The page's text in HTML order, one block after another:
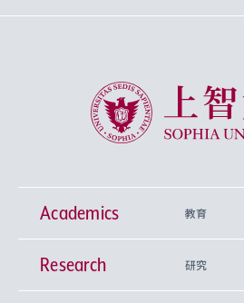
上智大学 Sophia
Academics 教育
学部
Research 研究